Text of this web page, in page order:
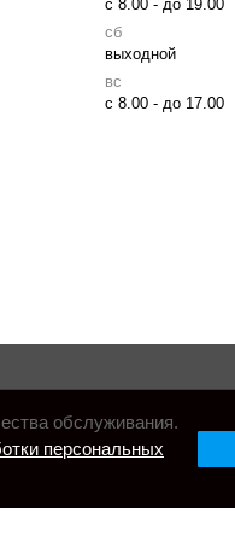
с 8.00 - до 19.00
сб
выходной
вс
с 8.00 - до 17.00
обслуживания.
персональных